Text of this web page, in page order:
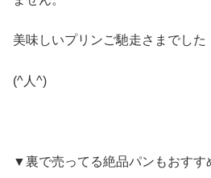
美味しいプリンご馳走さまでした
(^人^)
▼裏で売ってる絶品パンもおすす